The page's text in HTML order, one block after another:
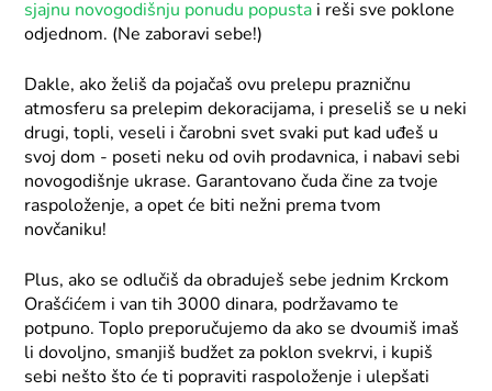
sjajnu novogodišnju ponudu popusta i reši sve poklone
odjednom. (Ne zaboravi sebe!)
Dakle, ako želiš da pojačaš ovu prelepu prazničnu
atmosferu sa prelepim dekoracijama, i preseliš se u neki
drugi, topli, veseli i čarobni svet svaki put kad uđeš u
svoj dom - poseti neku od ovih prodavnica, i nabavi sebi
novogodišnje ukrase. Garantovano čuda čine za tvoje
raspoloženje, a opet će biti nežni prema tvom
novčaniku!
Plus, ako se odlučiš da obraduješ sebe jednim Krckom
Orašćićem i van tih 3000 dinara, podržavamo te
potpuno. Toplo preporučujemo da ako se dvoumiš imaš
li dovoljno, smanjiš budžet za poklon svekrvi, i kupiš
sebi nešto što će ti popraviti raspoloženje i ulepšati